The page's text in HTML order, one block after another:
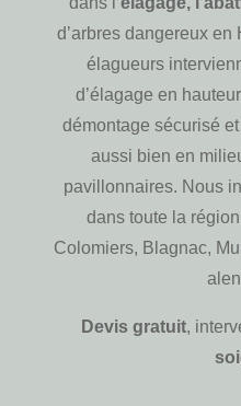
d’arbres dangereux
élagueurs
d’élagage en
démontage sécurisé et
aussi bien en
pavillonnaires. Nous
dans toute la
Colomiers, Blagnac,
Devis gratuit,